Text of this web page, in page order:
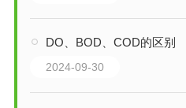
DO、BOD、COD的区别
2024-09-30